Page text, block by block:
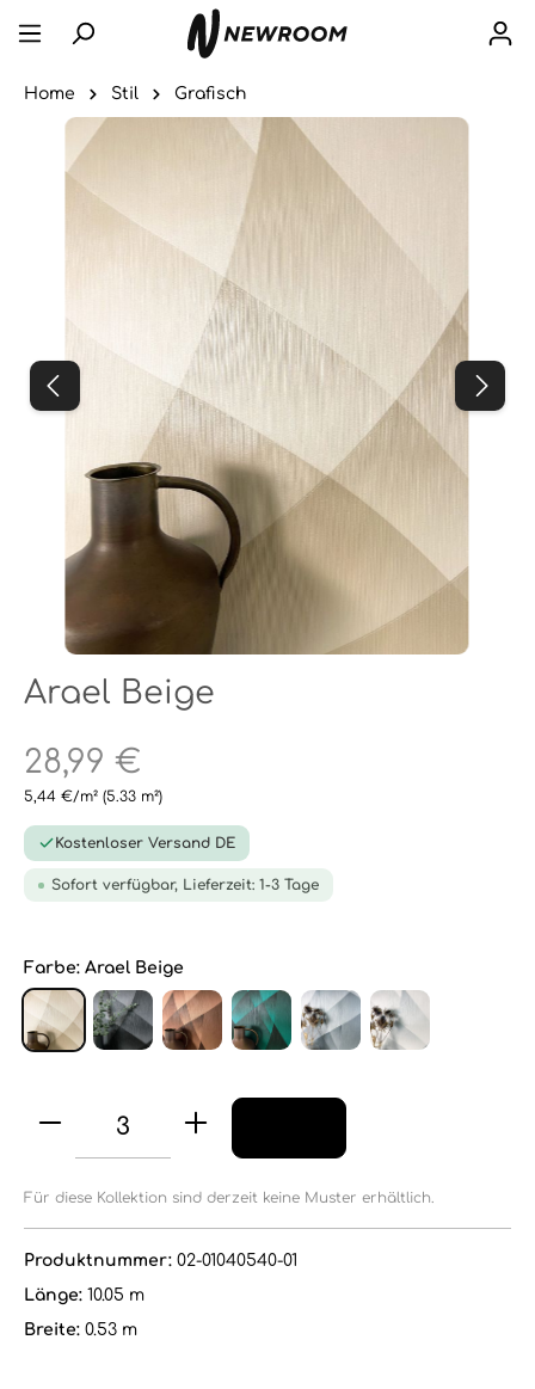
Home Stil Grafisch
Arael Beige
28,99 €
5,44 €/m² (5.33 m²)
Kostenloser Versand DE
Sofort verfügbar, Lieferzeit: 1-3 Tage
Farbe: Arael Beige
Für diese Kollektion sind derzeit keine Muster erhältlich.
Produktnummer: 02-01040540-01
Länge: 10.05 m
Breite: 0.53 m